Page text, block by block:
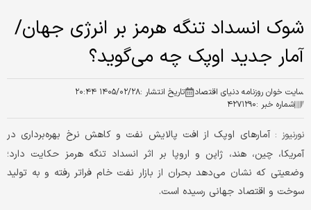
شوک انسداد تنگه هرمز بر انرژی جهان/
آمار جدید اوپک چه می‌گوید؟
سایت خوان روزنامه دنیای اقتصاد تاریخ انتشار :۱۴۰۵/۰۲/۲۸ ۲۰:۴۴
شماره خبر :۴۲۷۱۲۹۰
نورنیوز :آمارهای اوپک از افت پالایش نفت و کاهش نرخ بهره‌برداری در
آمریکا، چین، هند، ژاپن و اروپا بر اثر انسداد تنگه هرمز حکایت دارد؛
وضعیتی که نشان می‌دهد بحران از بازار نفت خام فراتر رفته و به تولید
سوخت و اقتصاد جهانی رسیده است.